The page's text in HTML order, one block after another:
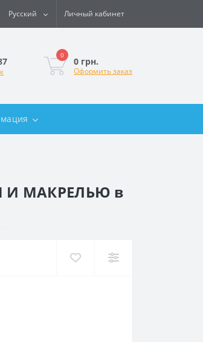
Русский Личный кабинет
0
0 грн.
Оформить заказ
И МАКРЕЛЬЮ в